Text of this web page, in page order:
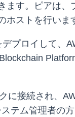
す。ピアは
ストを行いま
プロイして、
に接続され、
テム管理者の方